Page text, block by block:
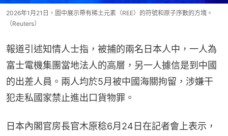
2026年1月21日，圖中展示帶有稀土元素（REE）的符號和原子序數的方塊。
（Reuters）
報道引述知情人士指，被捕的兩名日本人中，一人為
富士電機集團當地法人的高層，另一人據信是到中國
的出差人員。兩人均於5月被中國海關拘留，涉嫌干
犯走私國家禁止進出口貨物罪。
日本內閣官房長官木原稔6月24日在記者會上表示，